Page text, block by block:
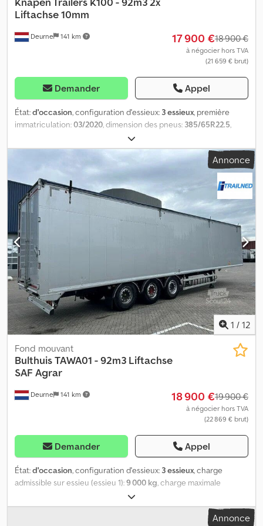
Deurne 141 km
Liftachse 10mm
17 900 €18 900 €
à négocier hors TVA
(21 659 € brut)
Demander Appel
État:d'occasion, configuration d'essieux: 3 essieux, première
immatriculation:03/2020, dimension des pneus: 385/65R22.5,
, Année de construction:
Options et équipements supplémentaires = - Système de
freinage électronique (EBS) - Portes arrière - Suspension
pneumatique = Informations complémentaires = Année de
fabrication : 2020 Dimension des pneus : 385/65R22.5 Marque des
essieux : BPW EAC HD Essieu arrière 1 : Essieu relevable Essieu
arrière 2 : Essieu relevable Crodoypb S Sspfx Apbef Poids à vide :
8.100 kg Pour plus d'informations, veuillez contacter Bob Beukers.
Annonce
1 / 12
Deurne 141 km
Fond mouvant
BulthuisTAWA01 - 92m3 Liftachse
SAF Agrar
18 900 €19 900 €
à négocier hors TVA
(22 869 € brut)
Demander Appel
État:d'occasion, configuration d'essieux: 3 essieux, charge
admissible sur essieu (essieu 1):9 000 kg, charge maximale
9 000 kg
autorisée (essieu 3):9 000 kg, première immatriculation:06/2018,
, empattement:
Annonce